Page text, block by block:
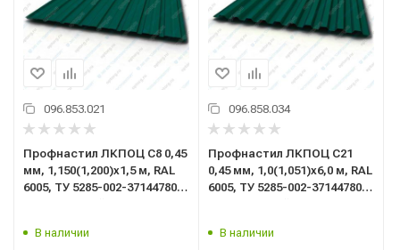
096.853.021
Профнастил ЛКПОЦ C8 0,45
мм, 1,150(1,200)x1,5 м, RAL
6005, ТУ 5285-002-37144780-
В наличии
096.858.034
Профнастил ЛКПОЦ C21
0,45 мм, 1,0(1,051)x6,0 м, RAL
6005, ТУ 5285-002-37144780-
В наличии